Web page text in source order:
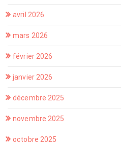
avril 2026
mars 2026
février 2026
janvier 2026
décembre 2025
novembre 2025
octobre 2025